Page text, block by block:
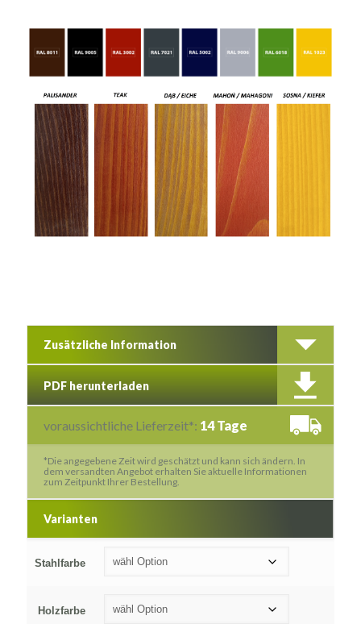
Zusätzliche Information
PDF herunterladen
voraussichtliche Lieferzeit*: 14 Tage
*Die angegebene Zeit wird geschätzt und kann sich ändern. In
dem versandten Angebot erhalten Sie aktuelle Informationen
zum Zeitpunkt Ihrer Bestellung.
Varianten
Stahlfarbe
Holzfarbe